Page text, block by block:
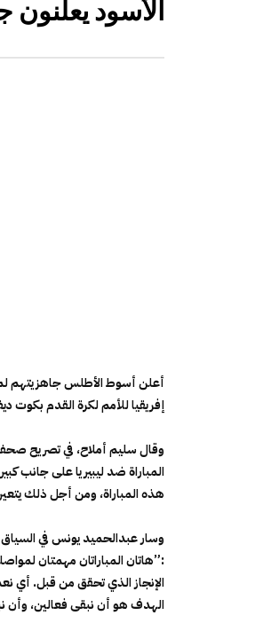
الأسود يعلنون
إفريقيا للأمم لكرة القدم بكوت
وقال سليم أملاح، في تصريح
المباراة ضد ليبيريا على جانب
هذه المباراة، ومن أجل ذلك
وسار عبدالحميد يونس في
:”هاتان المباراتان مهمتان
الإنجاز الذي تحقق من قبل. أي
الهدف هو أن نبقى فعالين، وأن